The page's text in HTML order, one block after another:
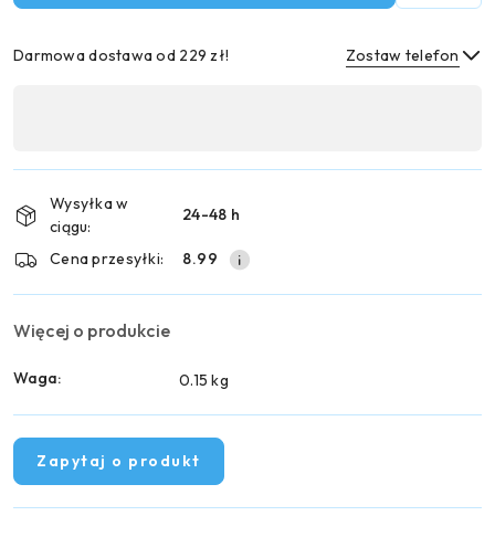
Darmowa dostawa od 229 zł! Zostaw telefon
dostawa
Wysyłka w
ciągu:
24-48 h
Cena przesyłki: 8.99
Więcej o produkcie
Waga: 0.15 kg
Zapytaj o produkt